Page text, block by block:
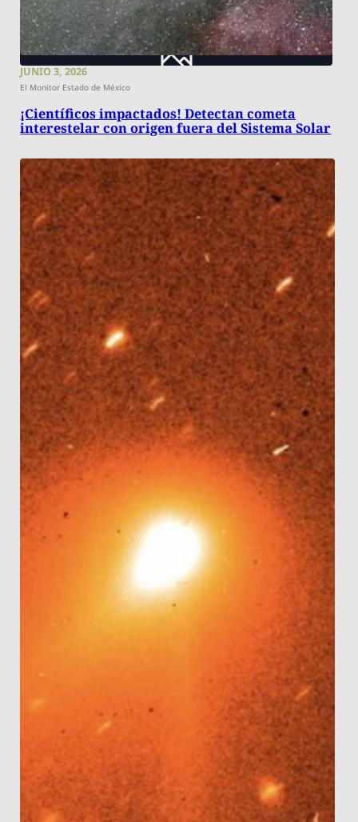
JUNIO 3, 2026
El Monitor Estado de México
¡Científicos impactados! Detectan cometa
interestelar con origen fuera del Sistema Solar